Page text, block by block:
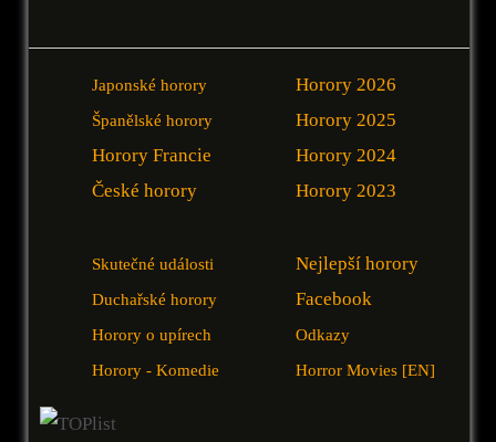
Japonské horory
Španělské horory
Horory Francie
České horory
Horory 2026
Horory 2025
Horory 2024
Horory 2023
Skutečné události
Duchařské horory
Horory o upírech
Horory - Komedie
Nejlepší horory
Facebook
Odkazy
Horror Movies [EN]